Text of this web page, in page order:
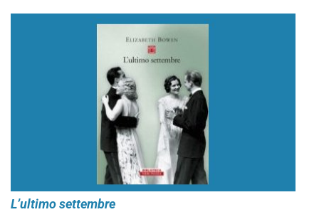
L’ultimo settembre